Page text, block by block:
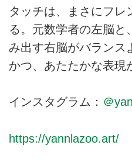
タッチは、まさにフレ
る。元数学者の左脳と
み出す右脳がバランス
かつ、あたたかな表現
インスタグラム： ＠
https://yannlazoo.art/